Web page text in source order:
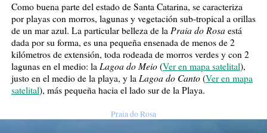
Como buena parte del estado de Santa Catarina, se caracteriza
por playas con morros, lagunas y vegetación sub-tropical a orillas
de un mar azul. La particular belleza de la Praia do Rosaestá
dada por su forma, es una pequeña ensenada de menos de 2
kilómetros de extensión, toda rodeada de morros verdes y con 2
lagunas en el medio: la Lagoa do Meio(Ver en mapa satelital),
justo en el medio de la playa, y la Lagoa do Canto(Ver en mapa
satelital), más pequeña hacia el lado sur de la Playa.
Praia do Rosa